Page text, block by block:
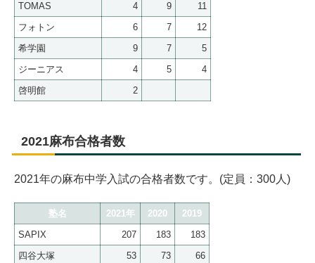
TOMAS
4 9
11
フォトン
6 7
12
希学園
9 7
5
ジーニアス
4 5
4
啓明館
2
2021麻布合格者数
2021年の麻布中学入試の合格者数です。(定員：300人)
塾名 2021年 2020
2019
SAPIX
207 183
183
四谷大塚
53 73 66